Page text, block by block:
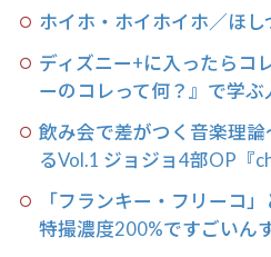
ホイホ・ホイホイホ／ほ
ディズニー+に入ったらコ
ーのコレって何？』で学ぶ
飲み会で差がつく音楽理
るVol.1 ジョジョ4部OP『
「フランキー・フリーコ
特撮濃度200%ですごいん